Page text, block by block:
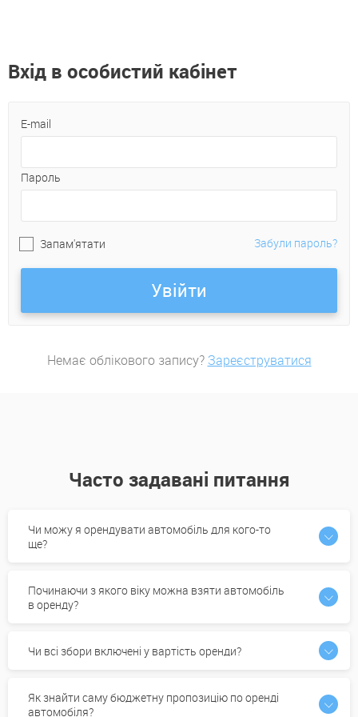
Вхід в особистий кабінет
E-mail
Пароль
Запам'ятати Забули пароль?
Немає облікового запису? Зареєструватися
Часто задавані питання
Чи можу я орендувати автомобіль для кого-то
ще?
Починаючи з якого віку можна взяти автомобіль
в оренду?
Чи всі збори включені у вартість оренди?
Як знайти саму бюджетну пропозицію по оренді
автомобіля?